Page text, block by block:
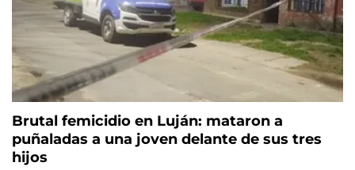
Brutal femicidio en Luján: mataron a
puñaladas a una joven delante de sus tres
hijos